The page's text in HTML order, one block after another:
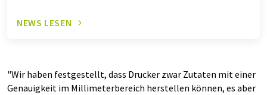
NEWS LESEN
"Wir haben festgestellt, dass Drucker zwar Zutaten mit einer
Genauigkeit im Millimeterbereich herstellen können, es aber